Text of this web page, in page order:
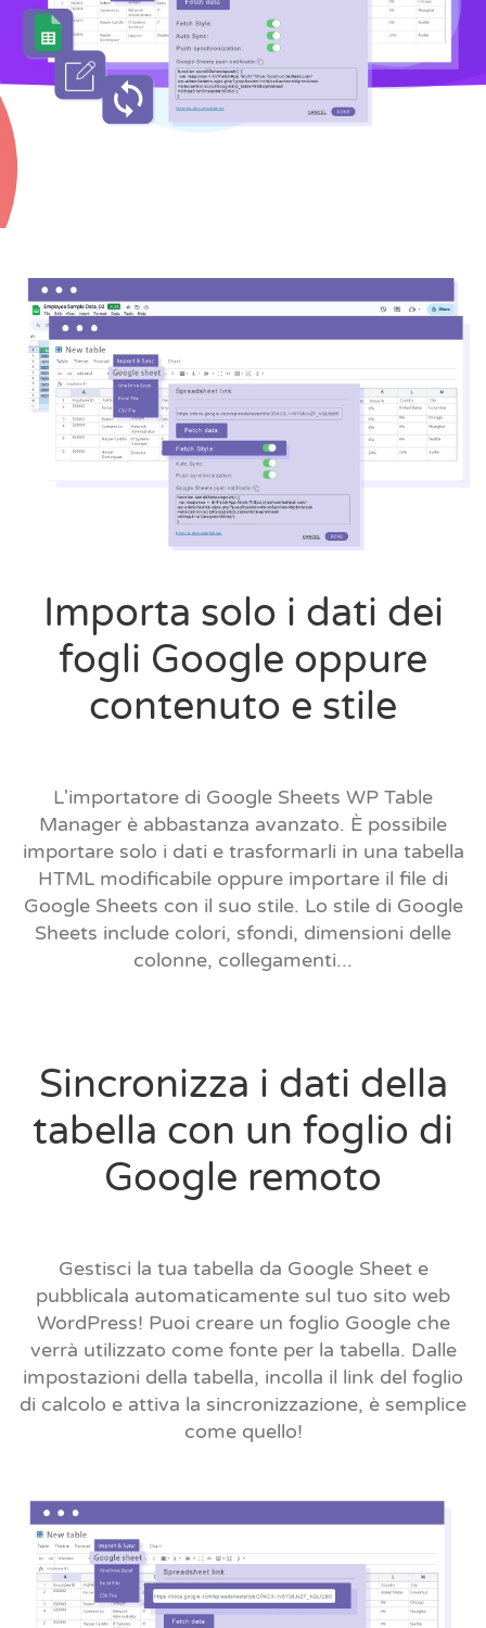
Importa solo i dati dei
fogli Google oppure
contenuto e stile
L'importatore di Google Sheets WP Table
Manager è abbastanza avanzato. È possibile
importare solo i dati e trasformarli in una tabella
HTML modificabile oppure importare il file di
Google Sheets con il suo stile. Lo stile di Google
Sheets include colori, sfondi, dimensioni delle
colonne, collegamenti...
Sincronizza i dati della
tabella con un foglio di
Google remoto
Gestisci la tua tabella da Google Sheet e
pubblicala automaticamente sul tuo sito web
WordPress! Puoi creare un foglio Google che
verrà utilizzato come fonte per la tabella. Dalle
impostazioni della tabella, incolla il link del foglio
di calcolo e attiva la sincronizzazione, è semplice
come quello!